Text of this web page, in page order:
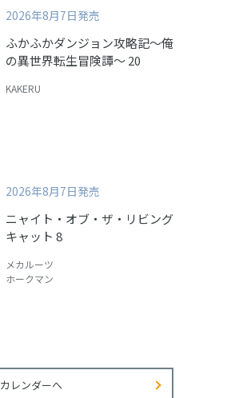
2026年8月7日発売
ふかふかダンジョン攻略記～俺
の異世界転生冒険譚～ 20
KAKERU
2026年8月7日発売
ニャイト・オブ・ザ・リビング
キャット 8
メカルーツ
ホークマン
カレンダーへ